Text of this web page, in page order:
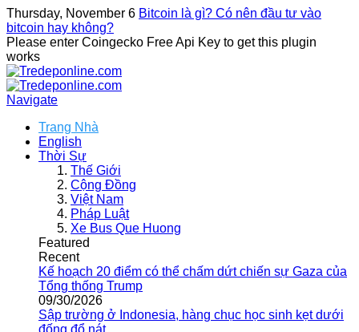
Thursday, November 6 Bitcoin là gì? Có nên đầu tư vào
bitcoin hay không?
Please enter Coingecko Free Api Key to get this plugin
works
Navigate
Trang Nhà
English
Thời Sự
Thế Giới
Cộng Đồng
Việt Nam
Pháp Luật
Xe Bus Que Huong
Featured
Recent
Kế hoạch 20 điểm có thể chấm dứt chiến sự Gaza của
Tổng thống Trump
09/30/2026
Sập trường ở Indonesia, hàng chục học sinh kẹt dưới
đống đổ nát